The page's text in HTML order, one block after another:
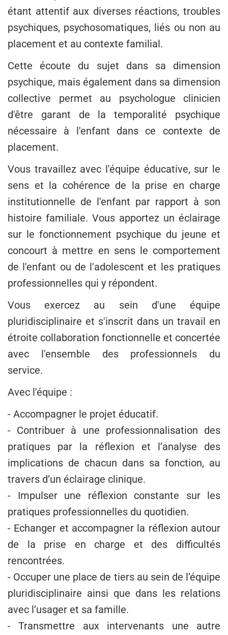
étant attentif aux diverses réactions, troubles
psychiques, psychosomatiques, liés ou non au
placement et au contexte familial.
Cette écoute du sujet dans sa dimension
psychique, mais également dans sa dimension
collective permet au psychologue clinicien
d'être garant de la temporalité psychique
nécessaire à l'enfant dans ce contexte de
placement.
Vous travaillez avec l'équipe éducative, sur le
sens et la cohérence de la prise en charge
institutionnelle de l'enfant par rapport à son
histoire familiale. Vous apportez un éclairage
sur le fonctionnement psychique du jeune et
concourt à mettre en sens le comportement
de l'enfant ou de l'adolescent et les pratiques
professionnelles qui y répondent.
Vous exercez au sein d'une équipe
pluridisciplinaire et s'inscrit dans un travail en
étroite collaboration fonctionnelle et concertée
avec l'ensemble des professionnels du
service.
Avec l'équipe :
- Accompagner le projet éducatif.
- Contribuer à une professionnalisation des
pratiques par la réflexion et l’analyse des
implications de chacun dans sa fonction, au
travers d’un éclairage clinique.
- Impulser une réflexion constante sur les
pratiques professionnelles du quotidien.
- Echanger et accompagner la réflexion autour
de la prise en charge et des difficultés
rencontrées.
- Occuper une place de tiers au sein de l’équipe
pluridisciplinaire ainsi que dans les relations
avec l’usager et sa famille.
- Transmettre aux intervenants une autre